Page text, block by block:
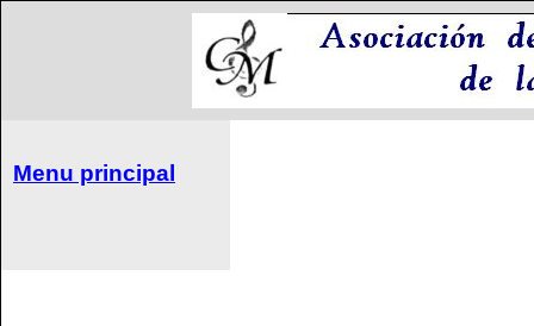
Menu principal